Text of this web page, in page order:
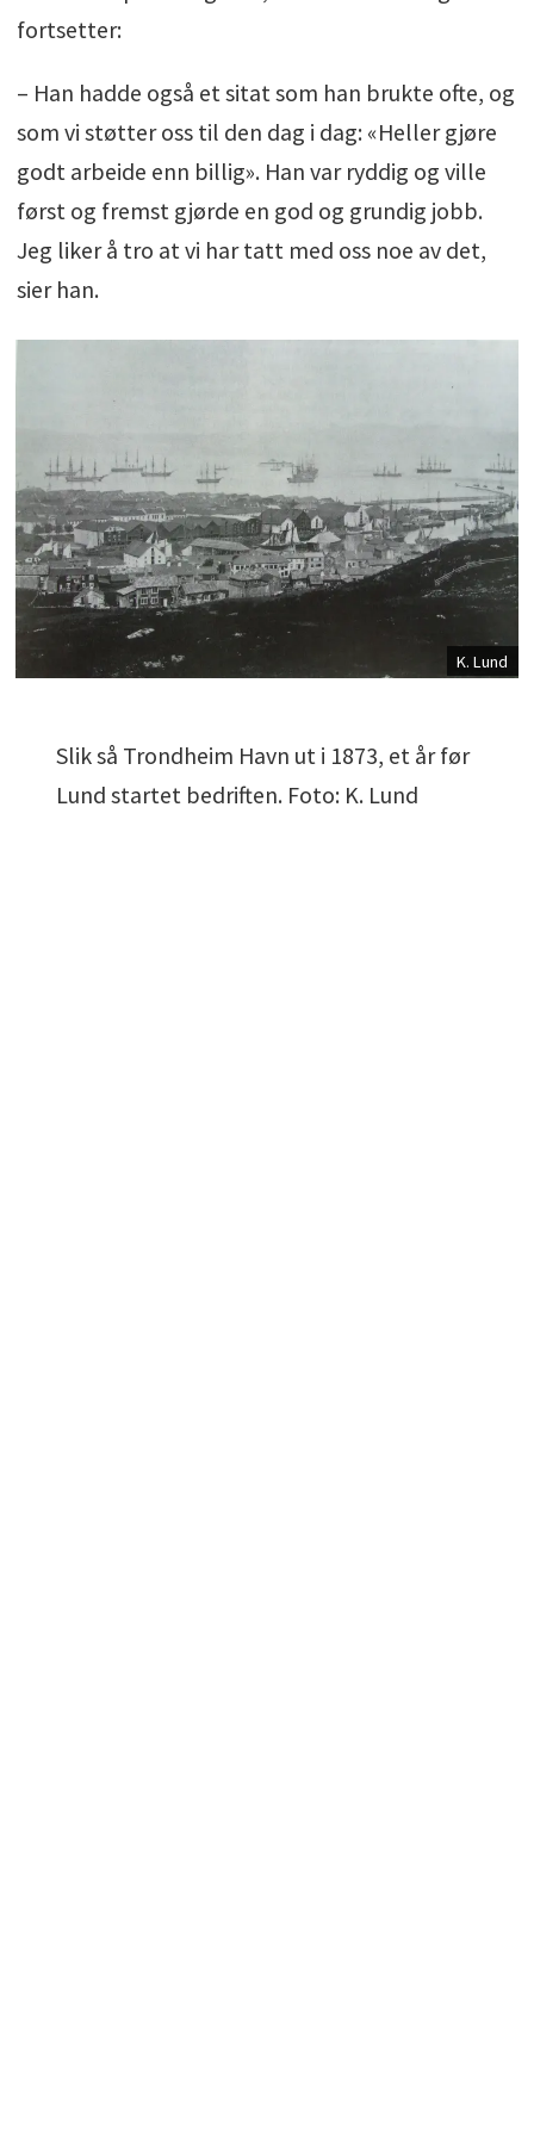
fortsetter:
– Han hadde også et sitat som han brukte ofte, og
som vi støtter oss til den dag i dag: «Heller gjøre
godt arbeide enn billig». Han var ryddig og ville
først og fremst gjørde en god og grundig jobb.
Jeg liker å tro at vi har tatt med oss noe av det,
sier han.
K. Lund
Slik så Trondheim Havn ut i 1873, et år før
Lund startet bedriften. Foto: K. Lund